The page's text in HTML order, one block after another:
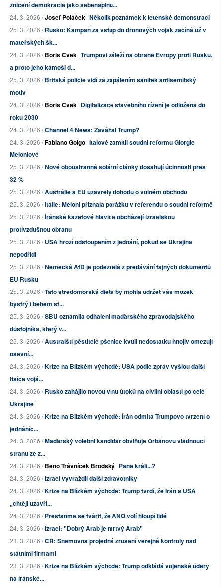
zničení demokracie jako sebenaplňu...
24. 3. 2026 /Josef Poláček Několik poznámek k letenské demonstraci
25. 3. 2026 /Rusko: Kampaň za vstup do dronových vojsk začíná už v
mateřských šk...
24. 3. 2026 /Boris Cvek Trumpovi záleží na obraně Evropy proti Rusku,
a proto jeho kámoši d...
25. 3. 2026 /Britská policie vidí za zapálením sanitek antisemitský
motiv
24. 3. 2026 /Boris Cvek Digitalizace stavebního řízení je odložena do
roku 2030
24. 3. 2026 /Channel 4 News: Zaváhal Trump?
24. 3. 2026 /Fabiano Golgo Italové zamítli soudní reformu Giorgie
Meloniové
25. 3. 2026 /Nové oboustranné solární články dosahují účinnosti přes
32 %
25. 3. 2026 /Austrálie a EU uzavřely dohodu o volném obchodu
25. 3. 2026 /Itálie: Meloni přiznala porážku v referendu o soudní reformě
25. 3. 2026 /Íránské kazetové hlavice obcházejí izraelskou
protivzdušnou obranu
25. 3. 2026 /USA hrozí odstoupením z jednání, pokud se Ukrajina
nepodřídí
25. 3. 2026 /Německá AfD je podezřelá z předávání tajných dokumentů
EU Rusku
25. 3. 2026 /Tato středomořská dieta by mohla udržet váš mozek
bystrý i během st...
25. 3. 2026 /SBU oznámila odhalení maďarského zpravodajského
důstojníka, který v...
25. 3. 2026 /Australští pěstitelé pšenice kvůli nedostatku hnojiv omezují
osevní...
24. 3. 2026 /Krize na Blízkém východě: USA podle zpráv vyšlou další
tisíce vojá...
24. 3. 2026 /Rusko zahájilo novou vlnu útoků na civilní oblasti po celé
Ukrajině
24. 3. 2026 /Krize na Blízkém východě: Írán odmítá Trumpovo tvrzení o
jednáníc...
24. 3. 2026 /Maďarský volební kandidát obviňuje Orbánovu vládnoucí
stranu ze z...
24. 3. 2026 /Beno Trávníček Brodský Pane králi...?
24. 3. 2026 /Izrael vyvraždil další zdravotníky
24. 3. 2026 /Krize na Blízkém východě: Trump tvrdí, že Írán a USA
„chtějí uzavří...
24. 3. 2026 /Přestaňme se tvářit, že ANO volí hloupí lidé
24. 3. 2026 /Izrael: "Dobrý Arab je mrtvý Arab"
23. 3. 2026 /ČR: Sněmovna projedná zrušení veřejné kontroly nad
státními firmami
23. 3. 2026 /Krize na Blízkém východě: Trump odkládá vojenské údery
na íránské...